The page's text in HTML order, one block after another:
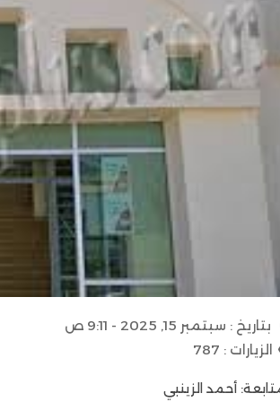
بتاريخ : سبتمبر 15, 2025 - 9:11 ص
الزيارات : 787
أحمد الزينبي